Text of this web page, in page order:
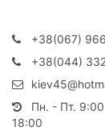
+38(067)
+38(044)
Пн. - Пт.
18:00